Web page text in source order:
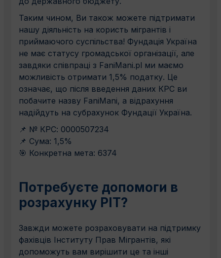
Таким чином, Ви також можете підтримати
нашу діяльність на користь мігрантів і
приймаючого суспільства! Фундація Україна
не має статусу громадської організації, але
завдяки співпраці з FaniMani.pl ми маємо
можливість отримати 1,5% податку. Це
означає, що після введення даних КРС ви
побачите назву FaniMani, а відрахуння
надійдуть на субрахунок Фундації Україна.
📌 № КРС: 0000507234
📌 Сума: 1,5%
🎯 Конкретна мета: 6374
Потребуєте допомоги в
розрахунку PIT?
Завжди можете розраховувати на підтримку
фахівців Інституту Прав Мігрантів, які
допоможуть вам вирішити це та інші